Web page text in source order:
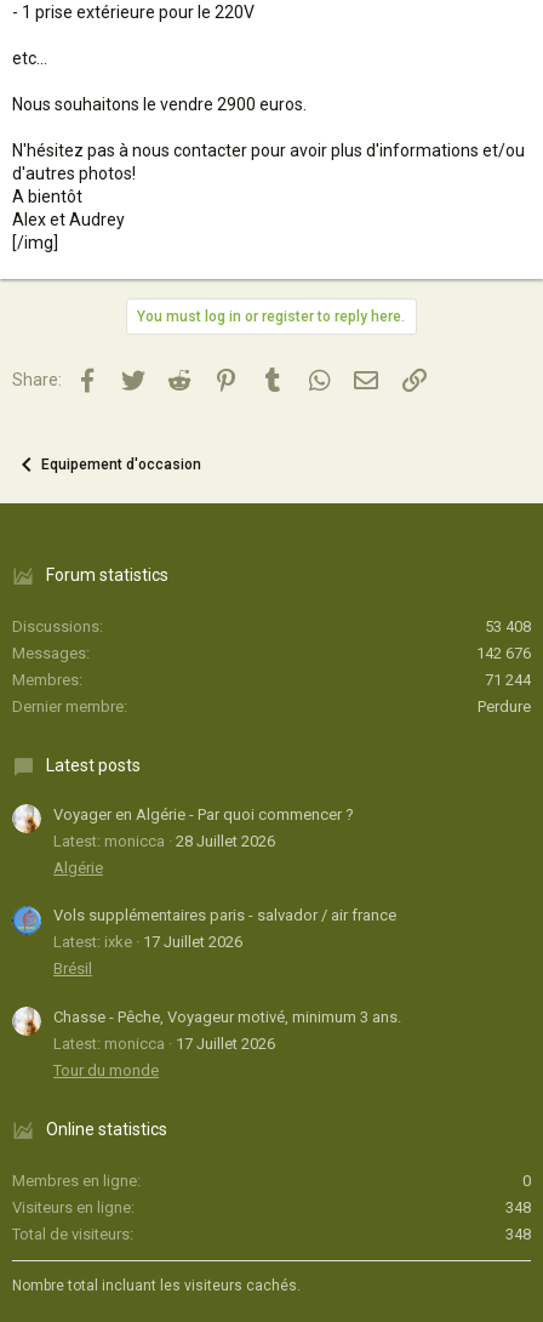
- 1 prise extérieure pour le 220V
etc...
Nous souhaitons le vendre 2900 euros.
N'hésitez pas à nous contacter pour avoir plus d'informations et/ou
d'autres photos!
A bientôt
Alex et Audrey
[/img]
You must log in or register to reply here.
Share: Facebook
TwitterReddit PinterestTumblrWhatsApp
Email Lien
Equipement d'occasion
Forum statistics
Discussions
53 408
Messages
142 676
Membres
71 244
Dernier membre
Perdure
Latest posts
Voyager en Algérie - Par quoi commencer ?
Latest: monicca
28 Juillet 2026
Algérie
Vols supplémentaires paris - salvador / air france
Latest: ixke
17 Juillet 2026
Brésil
Chasse - Pêche, Voyageur motivé, minimum 3 ans.
Latest: monicca
17 Juillet 2026
Tour du monde
Online statistics
Membres en ligne
0
Visiteurs en ligne
348
Total de visiteurs
348
Nombre total incluant les visiteurs cachés.